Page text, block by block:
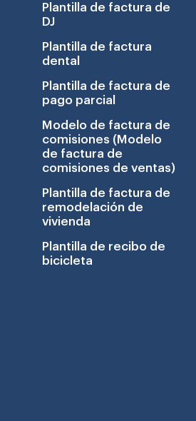
Plantilla de factura de
DJ
Plantilla de factura
dental
Plantilla de factura de
pago parcial
Modelo de factura de
comisiones (Modelo
de factura de
comisiones de ventas)
Plantilla de factura de
remodelación de
vivienda
Plantilla de recibo de
bicicleta